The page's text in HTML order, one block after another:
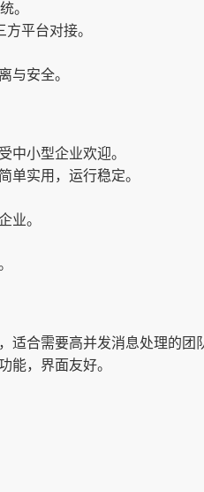
。
平台对接。
与安全。
中小型企业欢迎。
单实用，运行稳定。
业。
适合需要高并发消息处理的团
能，界面友好。